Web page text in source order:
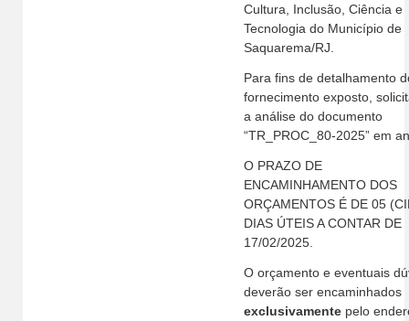
Cultura, Inclusão, Ciência e
Tecnologia do Município de
Saquarema/RJ.
Para fins de detalhamento
fornecimento exposto,
a análise do documento
“TR_PROC_80-2025” em
O PRAZO DE
ENCAMINHAMENTO DOS
ORÇAMENTOS É DE 05
DIAS ÚTEIS A CONTAR DE
17/02/2025.
O orçamento e eventuais
deverão ser encaminhados
exclusivamentepelo